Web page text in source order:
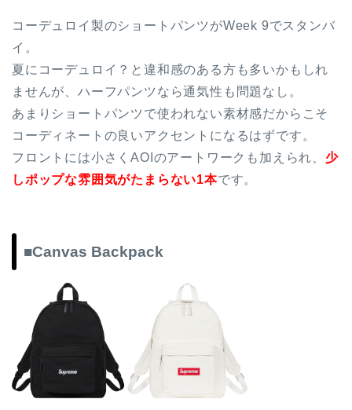
コーデュロイ製のショートパンツがWeek 9でスタンバ
イ。
夏にコーデュロイ？と違和感のある方も多いかもしれ
ませんが、ハーフパンツなら通気性も問題なし。
あまりショートパンツで使われない素材感だからこそ
コーディネートの良いアクセントになるはずです。
フロントには小さくAOIのアートワークも加えられ、 少
しポップな雰囲気がたまらない1本です。
■Canvas Backpack